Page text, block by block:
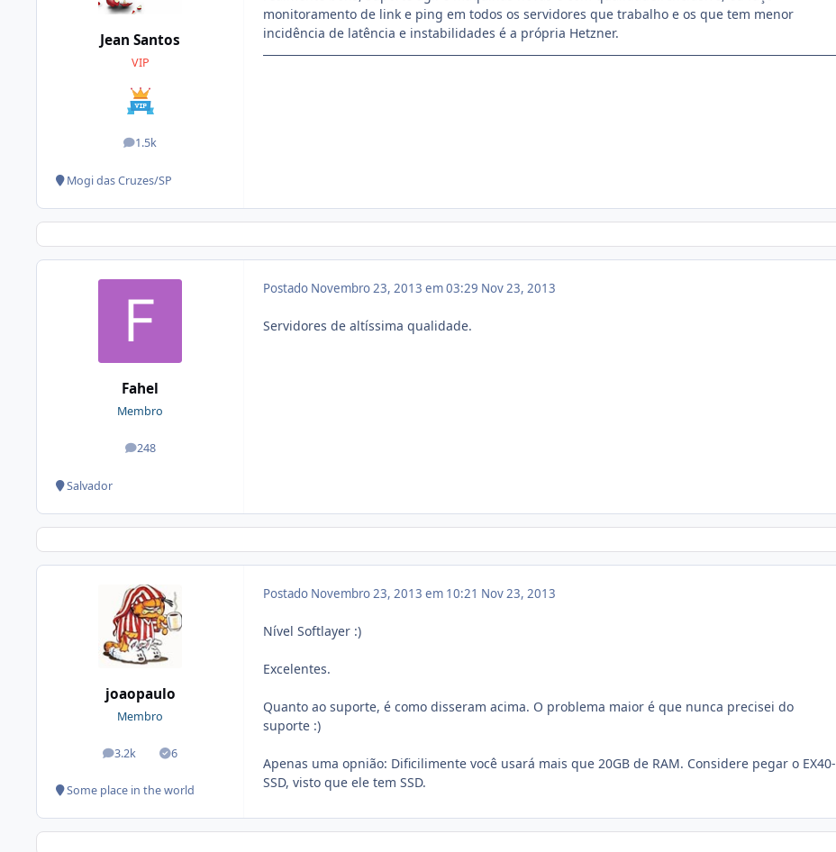
Jean Santos
VIP
1.5k
posts
Mogi das Cruzes/SP
monitoramento de link e ping em todos os servidores que trabalho e os que tem menor
incidência de latência e instabilidades é a própria Hetzner.
Fahel
Membro
248
posts
Salvador
Postado Novembro 23, 2013 em 03:29 Nov 23, 2013
Servidores de altíssima qualidade.
joaopaulo
Membro
3.2k
posts 6
Soluções
Some place in the world
Postado Novembro 23, 2013 em 10:21 Nov 23, 2013
Nível Softlayer :)
Excelentes.
Quanto ao suporte, é como disseram acima. O problema maior é que nunca precisei do
suporte :)
Apenas uma opnião: Dificilimente você usará mais que 20GB de RAM. Considere pegar o EX40-
SSD, visto que ele tem SSD.